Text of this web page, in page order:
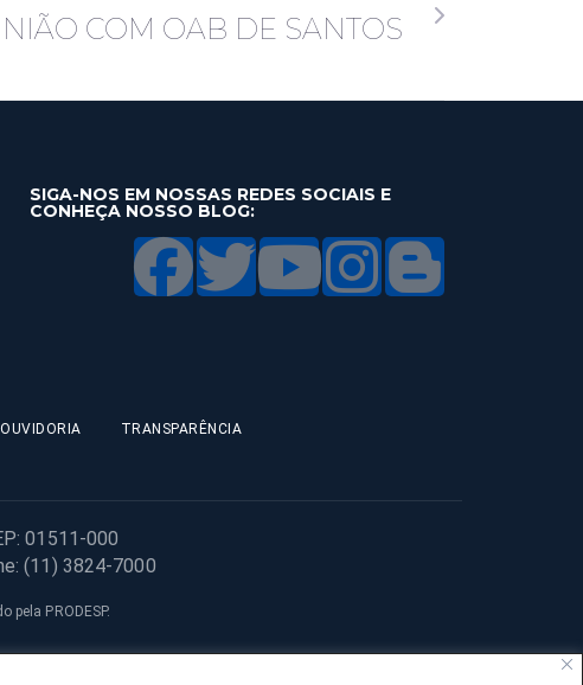
COM OAB DE SANTOS
SIGA-NOS EM NOSSAS REDES SOCIAIS E
CONHEÇA NOSSO BLOG:
OUVIDORIA TRANSPARÊNCIA
01511-000
(11) 3824-7000
PRODESP.